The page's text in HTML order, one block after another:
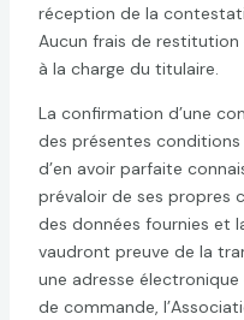
réception de la
Aucun frais de
à la charge du titulaire.
La confirmation d’une
des présentes
d’en avoir parfaite
prévaloir de ses propres
des données fournies et
vaudront preuve de la
une adresse électronique
de commande,